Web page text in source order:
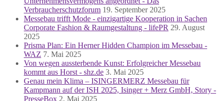
Verbraucherschutzforum 19. September 2025
Messebau trifft Mode - einzigartige Kooperation in Sachen
Corporate Fashion & Raumgestaltung - lifePR 29. August
2025
Prisma Plan: Ein Herner Hidden Champion im Messebau -
WAZ 7. Mai 2025
Von wegen aussterbende Kunst: Erfolgreicher Messebau
kommt aus Horst - shz.de 3. Mai 2025
Genau mein Klima – ISINGERMERZ Messebau für
Kampmann auf der ISH 2025, Isinger + Merz GmbH, Story -
PresseBox 2. Mai 2025